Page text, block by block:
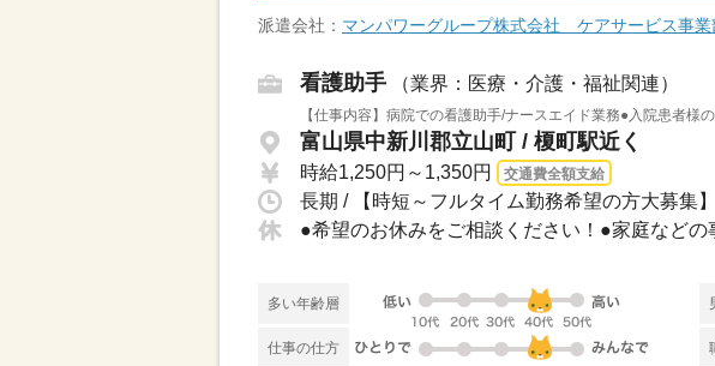
派遣会社： マンパワーグループ株式会社 ケアサービス事業
看護助手 （業界：医療・介護・福祉関連）
【仕事内容】病院での看護助手/ナースエイド業務●入院患者様
富山県中新川郡立山町 / 榎町駅近く
時給1,250円～1,350円 交通費全額支給
長期 / 【時短～フルタイム勤務希望の方大募集
多い年齢層
仕事の仕方